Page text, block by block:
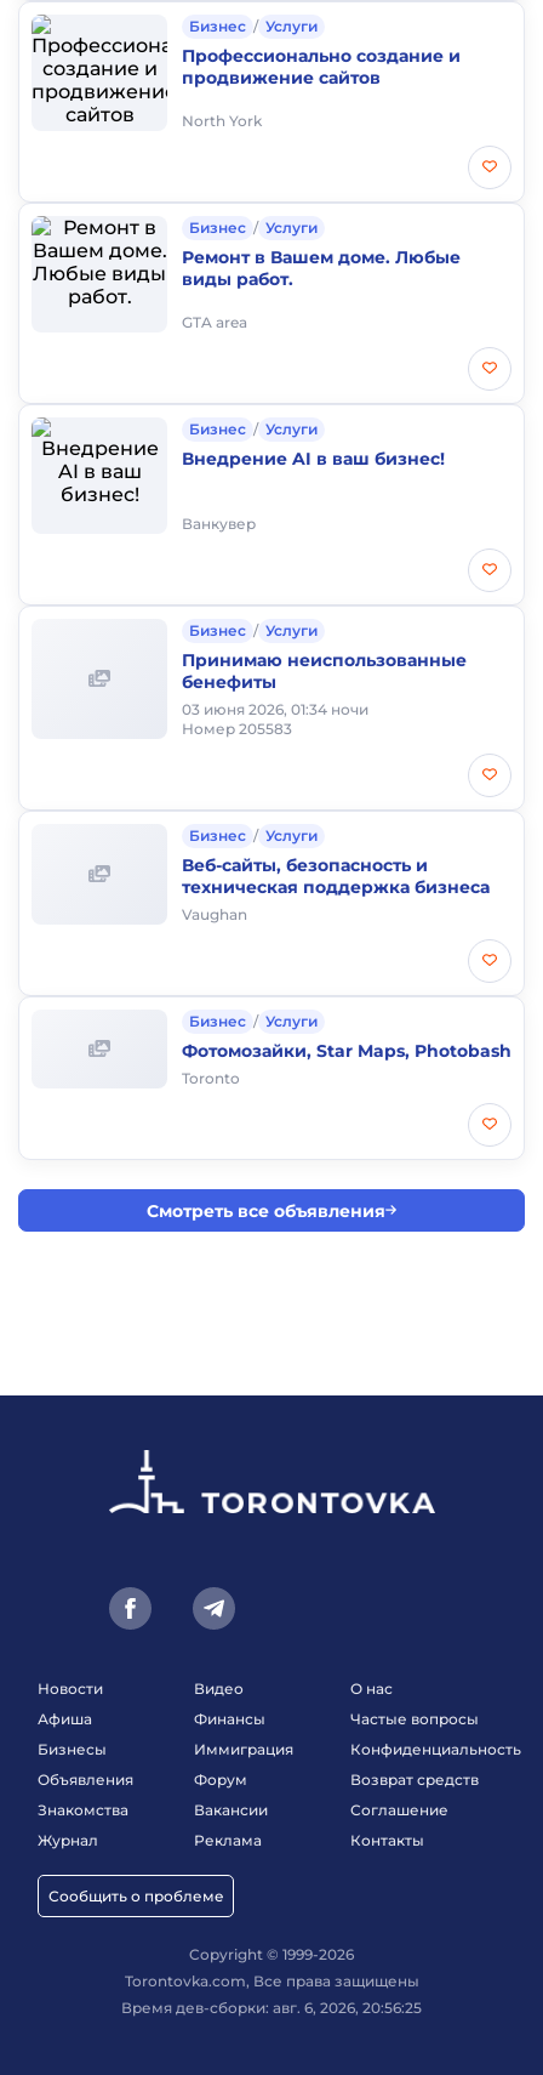
Бизнес / Услуги
Профессионально создание и
продвижение сайтов
North York
Бизнес / Услуги
Ремонт в Вашем доме. Любые
виды работ.
GTA area
Бизнес / Услуги
Внедрение AI в ваш бизнес!
Ванкувер
Бизнес / Услуги
Принимаю неиспользованные
бенефиты
03 июня 2026, 01:34 ночи
Номер 205583
Бизнес / Услуги
Веб-сайты, безопасность и
техническая поддержка бизнеса
Vaughan
Бизнес / Услуги
Фотомозайки, Star Maps, Photobash
Toronto
Смотреть все объявления
Новости
Афиша
Бизнесы
Объявления
Знакомства
Журнал
Сообщить о проблеме
Видео
Финансы
Иммиграция
Форум
Вакансии
Реклама
О нас
Частые вопросы
Конфиденциальность
Возврат средств
Соглашение
Контакты
Copyright © 1999-2026
Torontovka.com, Все права защищены
Время дев-сборки: авг. 6, 2026, 20:56:25